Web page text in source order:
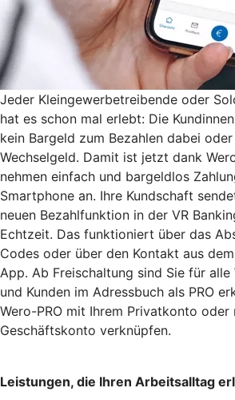
Jeder Kleingewerbetreibende oder
hat es schon mal erlebt: Die
kein Bargeld zum Bezahlen dabei
Wechselgeld. Damit ist jetzt dank
nehmen einfach und bargeldlos
Smartphone an. Ihre Kundschaft
neuen Bezahlfunktion in der VR
Echtzeit. Das funktioniert über das
Codes oder über den Kontakt aus
App. Ab Freischaltung sind Sie für alle
und Kunden im Adressbuch als PRO
Wero-PRO mit Ihrem Privatkonto oder
Geschäftskonto verknüpfen.
Leistungen, die Ihren Arbeitsalltag